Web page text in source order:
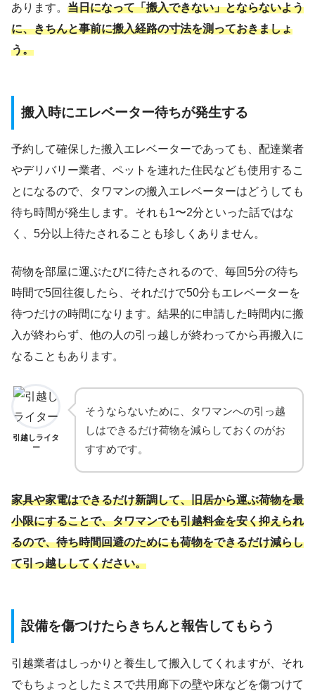
あります。 当日になって「搬入できない」とならないよう
に、きちんと事前に搬入経路の寸法を測っておきましょ
う。
搬入時にエレベーター待ちが発生する
予約して確保した搬入エレベーターであっても、配達業者
やデリバリー業者、ペットを連れた住民なども使用するこ
とになるので、タワマンの搬入エレベーターはどうしても
待ち時間が発生します。それも1〜2分といった話ではな
く、5分以上待たされることも珍しくありません。
荷物を部屋に運ぶたびに待たされるので、毎回5分の待ち
時間で5回往復したら、それだけで50分もエレベーターを
待つだけの時間になります。結果的に申請した時間内に搬
入が終わらず、他の人の引っ越しが終わってから再搬入に
なることもあります。
引越しライタ
ー
そうならないために、タワマンへの引っ越
しはできるだけ荷物を減らしておくのがお
すすめです。
家具や家電はできるだけ新調して、旧居から運ぶ荷物を最
小限にすることで、タワマンでも引越料金を安く抑えられ
るので、待ち時間回避のためにも荷物をできるだけ減らし
て引っ越ししてください。
設備を傷つけたらきちんと報告してもらう
引越業者はしっかりと養生して搬入してくれますが、それ
でもちょっとしたミスで共用廊下の壁や床などを傷つけて